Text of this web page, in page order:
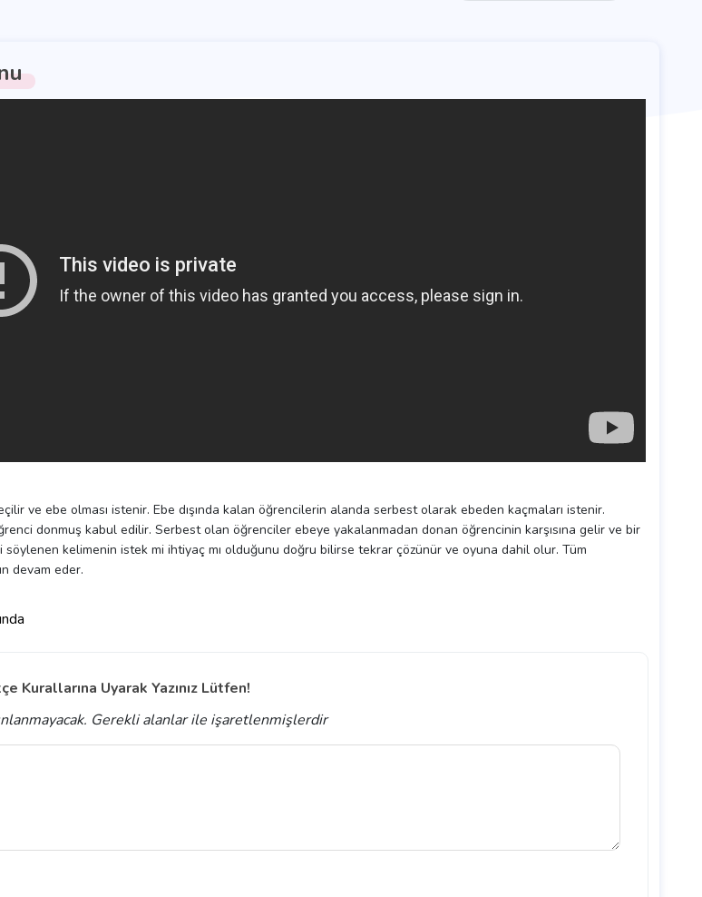
ve ebe olması istenir. Ebe dışında kalan öğrencilerin alanda serbest olarak ebeden kaçmaları istenir.
donmuş kabul edilir. Serbest olan öğrenciler ebeye yakalanmadan donan öğrencinin karşısına gelir ve bir
kelimenin istek mi ihtiyaç mı olduğunu doğru bilirse tekrar çözünür ve oyuna dahil olur. Tüm
devam eder.
Kurallarına Uyarak Yazınız Lütfen!
Gerekli alanlarile işaretlenmişlerdir